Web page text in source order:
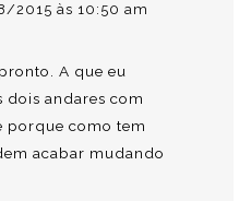
2015 às 10:50 am
A que eu
dois andares com
porque como tem
acabar mudando